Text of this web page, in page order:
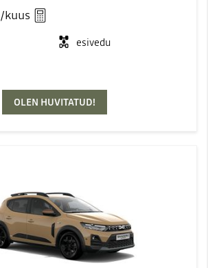
/kuus
esivedu
OLEN HUVITATUD!